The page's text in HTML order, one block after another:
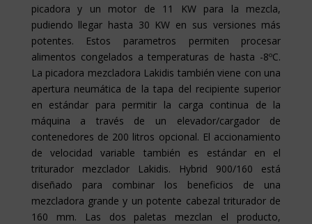
picadora y un motor de 11 KW para la mezcla,
pudiendo llegar hasta 30 KW en sus versiones más
potentes. Estos parametros permiten procesar
alimentos congelados a temperaturas de hasta -8ºC.
La picadora mezcladora Lakidis también viene con una
apertura neumática de la tapa del recipiente superior
en estándar para permitir la carga continua de la
máquina a través de un elevador/cargador de
contenedores de 200 litros opcional. El accionamiento
de velocidad variable también es estándar en el
triturador mezclador Lakidis. Hybrid 900/160 está
diseñado para combinar los beneficios de una
mezcladora grande y un potente cabezal triturador de
160 mm. Las dos paletas mezclan el producto,